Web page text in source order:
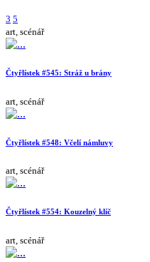
3 5
art, scénář
Čtyřlístek #545: Stráž u brány
art, scénář
Čtyřlístek #548: Včelí námluvy
art, scénář
Čtyřlístek #554: Kouzelný klíč
art, scénář